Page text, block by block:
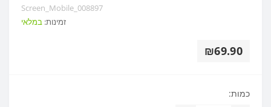
Screen_Mobile_008897
זמינות: במלאי
₪69.90
כמות: